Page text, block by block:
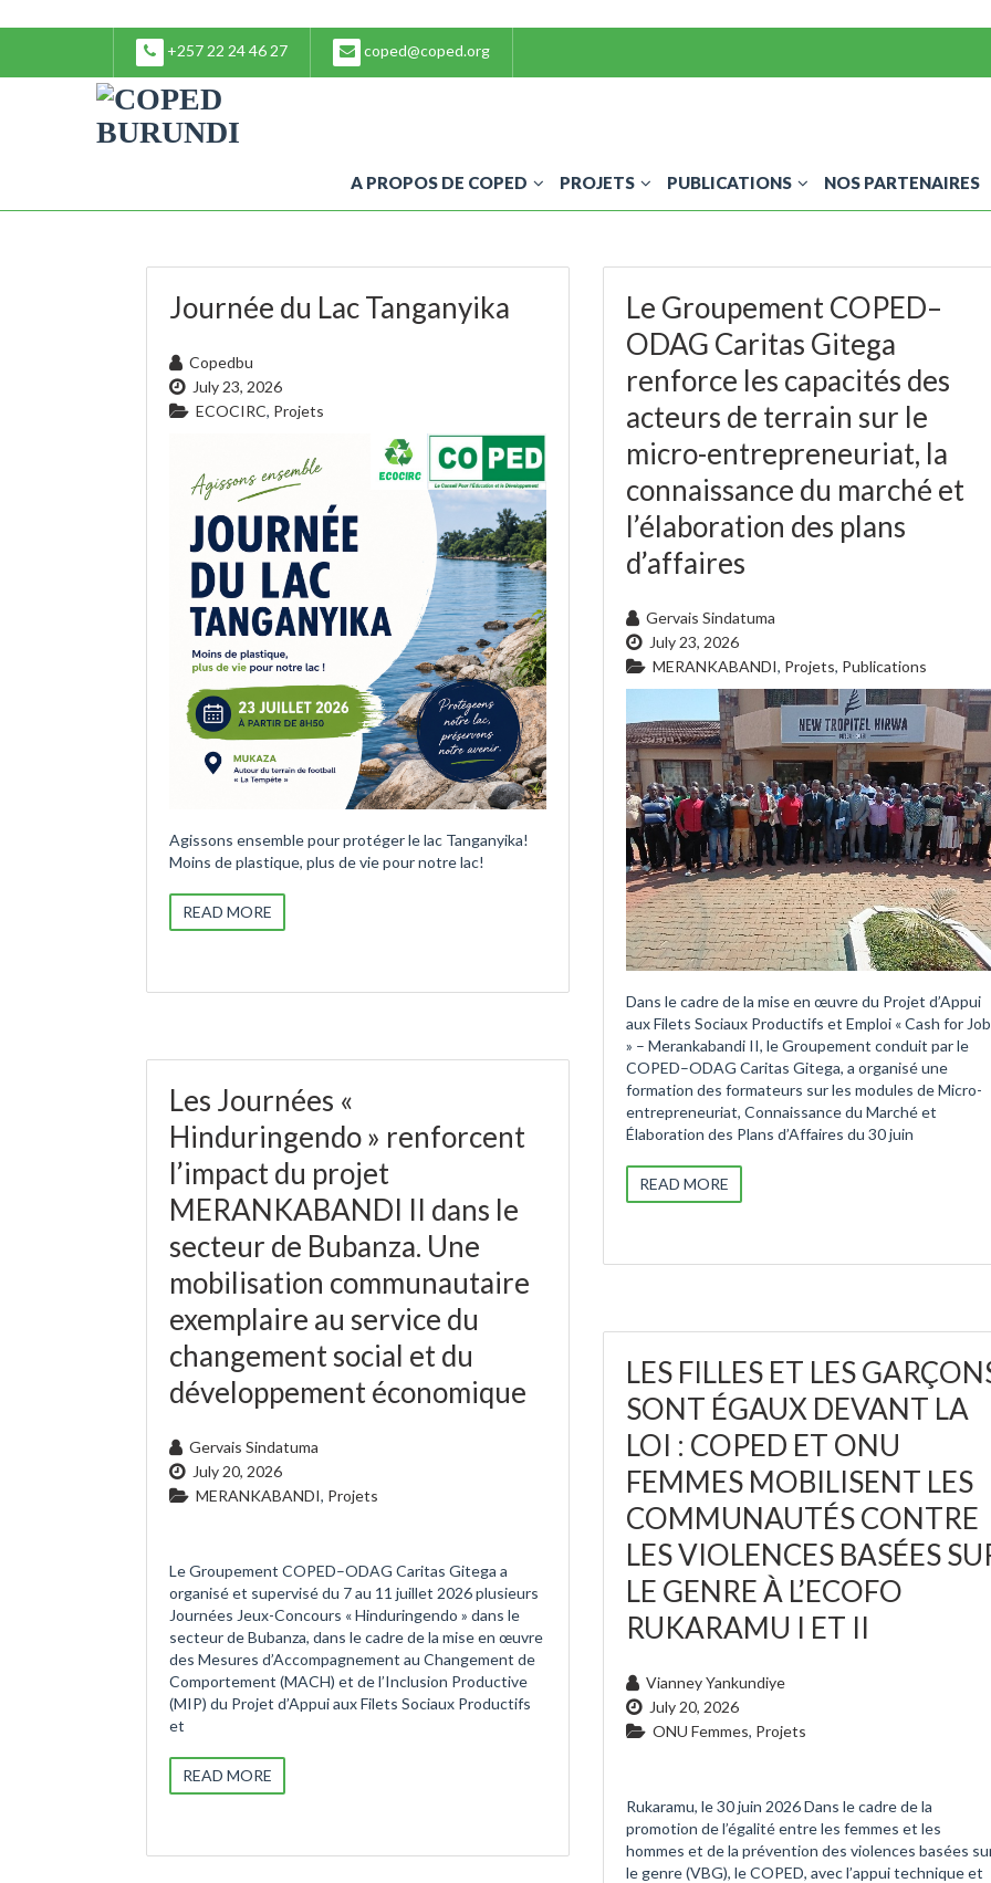
+257 22 24 46 27 coped@coped.org
A PROPOS DE COPED PROJETS PUBLICATIONS NOS PARTENAIRES
Journée du Lac Tanganyika
Copedbu
July 23, 2026
ECOCIRC, Projets
Agissons ensemble pour protéger le lac Tanganyika!
Moins de plastique, plus de vie pour notre lac!
READ MORE
Le Groupement COPED–
ODAG Caritas Gitega
renforce les capacités des
acteurs de terrain sur le
micro-entrepreneuriat, la
connaissance du marché et
l’élaboration des plans
d’affaires
Gervais Sindatuma
July 23, 2026
MERANKABANDI, Projets, Publications
Dans le cadre de la mise en œuvre du Projet d’Appui
aux Filets Sociaux Productifs et Emploi « Cash for
» – Merankabandi II, le Groupement conduit par le
COPED–ODAG Caritas Gitega, a organisé une
formation des formateurs sur les modules de Micro-
entrepreneuriat, Connaissance du Marché et
Élaboration des Plans d’Affaires du 30 juin
READ MORE
Les Journées «
Hinduringendo » renforcent
l’impact du projet
MERANKABANDI II dans le
secteur de Bubanza. Une
mobilisation communautaire
exemplaire au service du
changement social et du
développement économique
Gervais Sindatuma
July 20, 2026
MERANKABANDI, Projets
Le Groupement COPED–ODAG Caritas Gitega a
organisé et supervisé du 7 au 11 juillet 2026 plusieurs
Journées Jeux-Concours « Hinduringendo » dans le
secteur de Bubanza, dans le cadre de la mise en œuvre
des Mesures d’Accompagnement au Changement de
Comportement (MACH) et de l’Inclusion Productive
(MIP) du Projet d’Appui aux Filets Sociaux Productifs
et
READ MORE
LES FILLES ET LES
SONT ÉGAUX DEVANT LA
LOI : COPED ET ONU
FEMMES MOBILISENT LES
COMMUNAUTÉS CONTRE
LES VIOLENCES BASÉES
LE GENRE À L’ECOFO
RUKARAMU I ET II
Vianney Yankundiye
July 20, 2026
ONU Femmes, Projets
Rukaramu, le 30 juin 2026 Dans le cadre de la
promotion de l’égalité entre les femmes et les
hommes et de la prévention des violences basées
le genre (VBG), le COPED, avec l’appui technique et